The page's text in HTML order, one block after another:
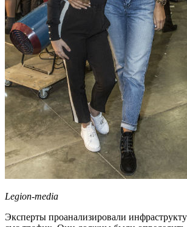
Legion-media
Эксперты проанализировали